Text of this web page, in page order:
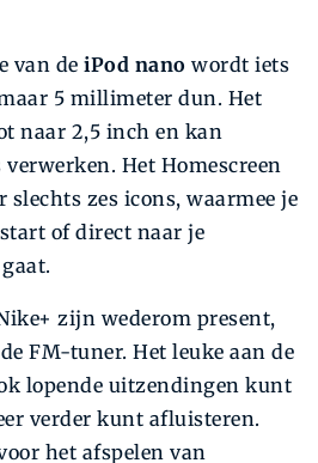
van de iPod nano wordt iets
5 millimeter dun. Het
naar 2,5 inch en kan
Het Homescreen
slechts zes icons, waarmee je
of direct naar je
zijn wederom present,
FM-tuner. Het leuke aan de
lopende uitzendingen kunt
verder kunt afluisteren.
het afspelen van